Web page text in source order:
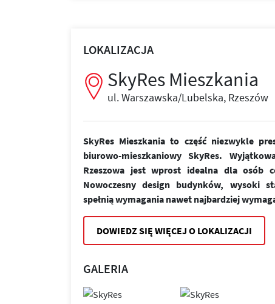
LOKALIZACJA
SkyRes Mieszkania
ul. Warszawska/Lubelska, Rzeszów
SkyRes Mieszkania to część niezwykle
biurowo-mieszkaniowy SkyRes.
Rzeszowa jest wprost idealna dla osób
Nowoczesny design budynków, wysoki
spełnią wymagania nawet najbardziej
DOWIEDZ SIĘ WIĘCEJ O LOKALIZACJI
GALERIA